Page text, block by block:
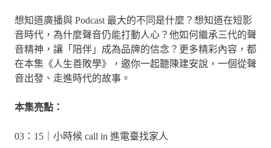
想知道廣播與 Podcast 最大的不同是什麼？想知道在短影
音時代，為什麼聲音仍能打動人心？他如何繼承三代的聲
音精神，讓「陪伴」成為品牌的信念？更多精彩內容，都
在本集《人生善敗學》，邀你一起聽陳建安說，一個從聲
音出發、走進時代的故事。
本集亮點：
03：15｜小時候 call in 進電臺找家人